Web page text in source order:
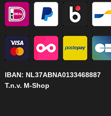
IBAN: NL37ABNA0133468887
T.n.v. M-Shop